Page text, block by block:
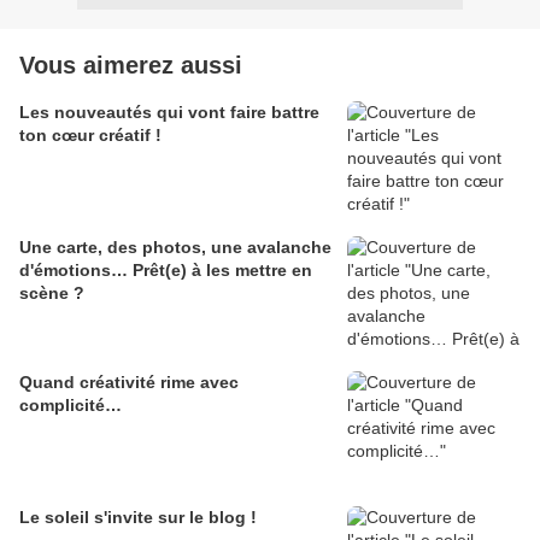
Vous aimerez aussi
Les nouveautés qui vont faire battre
ton cœur créatif !
Une carte, des photos, une avalanche
d'émotions… Prêt(e) à les mettre en
scène ?
Quand créativité rime avec
complicité…
Le soleil s'invite sur le blog !